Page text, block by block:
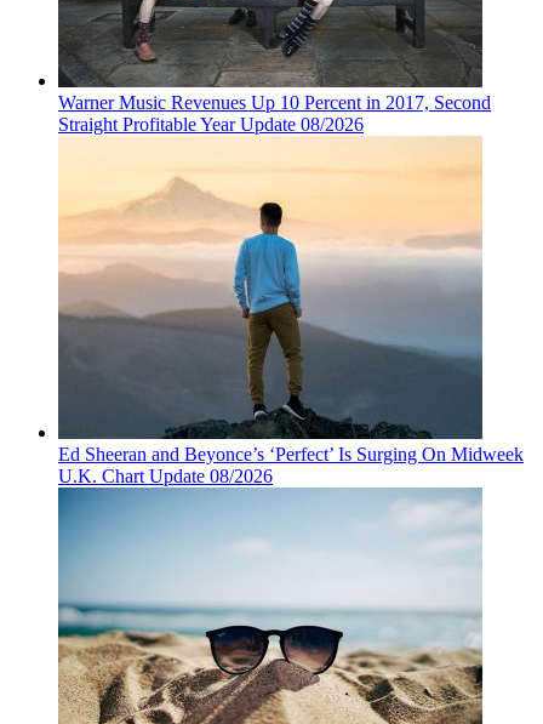
Warner Music Revenues Up 10 Percent in 2017, Second
Straight Profitable Year Update 08/2026
Ed Sheeran and Beyonce’s ‘Perfect’ Is Surging On Midweek
U.K. Chart Update 08/2026